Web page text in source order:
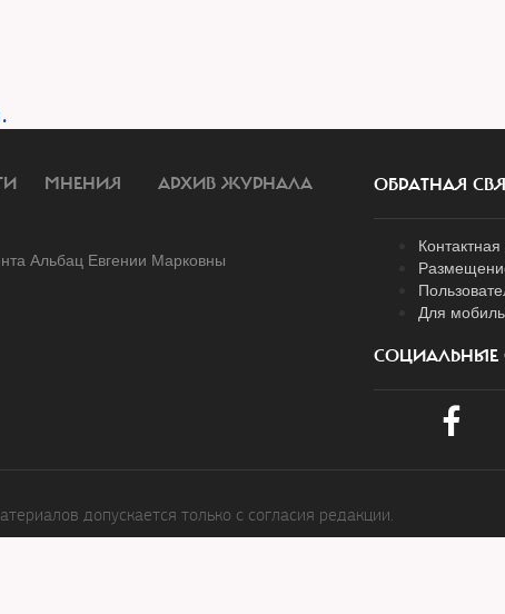
МНЕНИЯ АРХИВ ЖУРНАЛА
Альбац Евгении Марковны
ОБРАТНАЯ
Для
СОЦИАЛЬНЫЕ
допускается только с согласия редакции.